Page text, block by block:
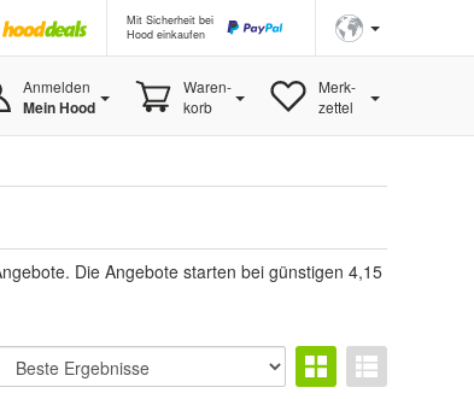
Mit Sicherheit bei
Hood einkaufen
Anmelden
Mein Hood
Waren-
korb
Merk-
zettel
Die Angebote starten bei günstigen 4,15